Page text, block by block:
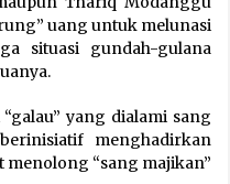
uang untuk melunasi
situasi gundah-gulana
yang dialami sang
menghadirkan
menolong “sang majikan”